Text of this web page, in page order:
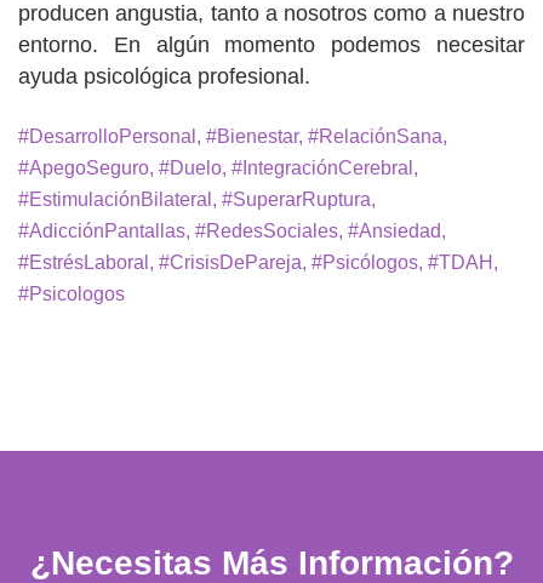
producen angustia, tanto a nosotros como a nuestro
entorno. En algún momento podemos necesitar
ayuda psicológica profesional.
#DesarrolloPersonal, #Bienestar, #RelaciónSana,
#ApegoSeguro, #Duelo, #IntegraciónCerebral,
#EstimulaciónBilateral, #SuperarRuptura,
#AdicciónPantallas, #RedesSociales, #Ansiedad,
#EstrésLaboral, #CrisisDePareja, #Psicólogos, #TDAH,
#Psicologos
¿Necesitas Más Información?